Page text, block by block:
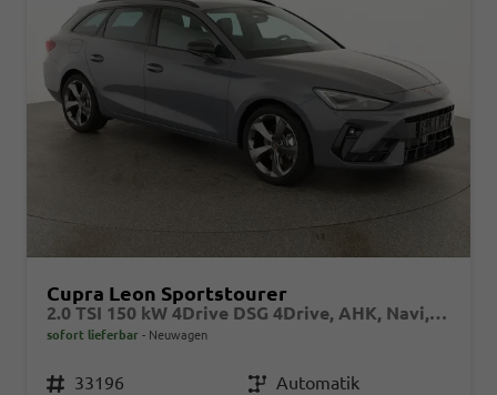
Cupra Leon Sportstourer
2.0 TSI 150 kW 4Drive DSG 4Drive, AHK, Navi, Side, Matrix, el. Klappe, 18-Zoll, 5 J.-Garantie
sofort lieferbar Neuwagen
Fahrzeugnr. 33196 GetriebeAutomatik